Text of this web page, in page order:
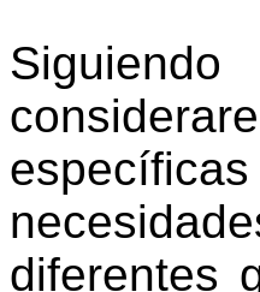
diferentes